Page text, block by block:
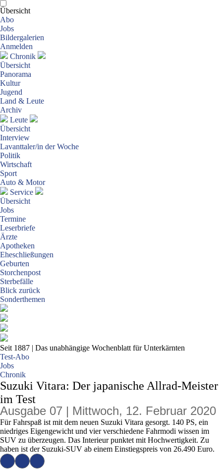
Übersicht
Abo
Jobs
Bildergalerien
Anmelden
Chronik
Übersicht
Panorama
Kultur
Jugend
Land & Leute
Archiv
Leute
Übersicht
Interview
Lavanttaler/in der Woche
Politik
Wirtschaft
Sport
Auto & Motor
Service
Übersicht
Jobs
Termine
Leserbriefe
Ärzte
Apotheken
Eheschließungen
Geburten
Storchenpost
Sterbefälle
Blick zurück
Sonderthemen
Seit 1887 | Das unabhängige Wochenblatt für Unterkärnten
Test-Abo
Jobs
Chronik
Suzuki Vitara: Der japanische Allrad-Meister
im Test
Ausgabe 07 | Mittwoch, 12. Februar 2020
Für Fahrspaß ist mit dem neuen Suzuki Vitara gesorgt. 140 PS, ein
niedriges Eigengewicht und vier verschiedene Fahrmodi wissen im
SUV zu überzeugen. Das Interieur punktet mit Hochwertigkeit. Zu
haben ist der Suzuki-SUV ab einem Einstiegspreis von 26.490 Euro.